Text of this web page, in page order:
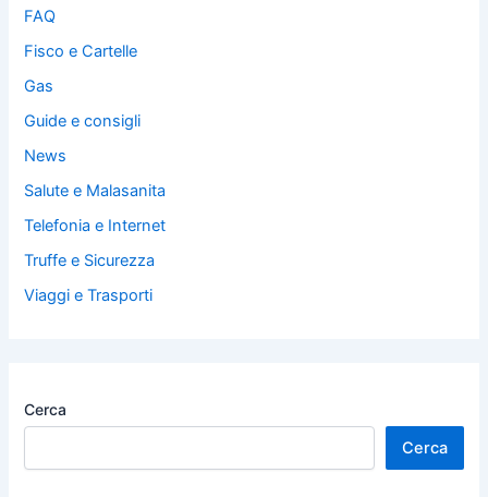
FAQ
Fisco e Cartelle
Gas
Guide e consigli
News
Salute e Malasanita
Telefonia e Internet
Truffe e Sicurezza
Viaggi e Trasporti
Cerca
Cerca